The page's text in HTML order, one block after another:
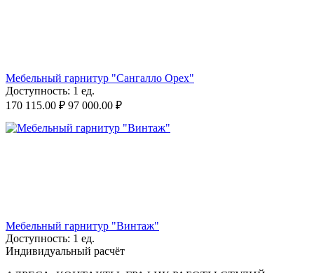
Мебельный гарнитур "Сангалло Орех"
Доступность: 1 ед.
170 115.00 ₽ 97 000.00 ₽
Мебельный гарнитур "Винтаж"
Доступность: 1 ед.
Индивидуальный расчёт